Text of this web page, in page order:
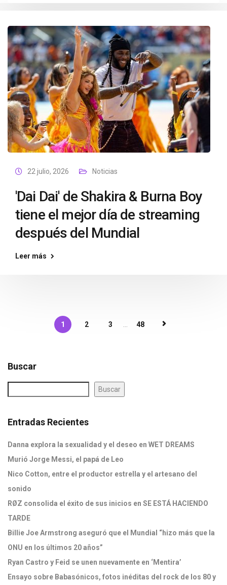
22 julio, 2026 Noticias
'Dai Dai' de Shakira & Burna Boy
tiene el mejor día de streaming
después del Mundial
Leer más
1 2 3 48
Buscar
Buscar
Entradas Recientes
Danna explora la sexualidad y el deseo en WET DREAMS
Murió Jorge Messi, el papá de Leo
Nico Cotton, entre el productor estrella y el artesano del
sonido
RØZ consolida el éxito de sus inicios en SE ESTÁ HACIENDO
TARDE
Billie Joe Armstrong aseguró que el Mundial “hizo más que la
ONU en los últimos 20 años”
Ryan Castro y Feid se unen nuevamente en ‘Mentira’
Ensayo sobre Babasónicos, fotos inéditas del rock de los 80 y